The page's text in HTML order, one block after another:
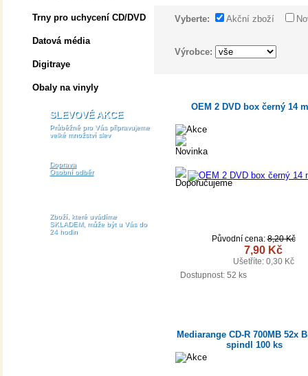
Trny pro uchycení CD/DVD
Datová média
Digitraye
Obaly na vinyly
SLEVOVÉ AKCE
Průběžně pro Vás připravujeme
velké množství slev
Doprava
Osobní odběr
Zboží, které uvádíme
SKLADEM, může být u Vás do
24 hodin
Vyberte: Akční zboží
Výrobce:
OEM 2 DVD box černý 14
Původní cena:8,20 Kč
7,90 Kč
Ušetříte: 0,30 Kč
Dostupnost: 52 ks
Mediarange CD-R 700MB 52x
spindl 100 ks